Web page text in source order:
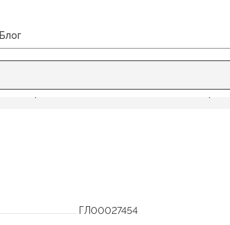
Блог
/Линейка пластиковая
ГЛ00027454